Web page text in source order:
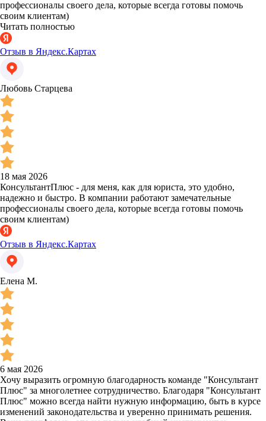
профессионалы своего дела, которые всегда готовы помочь
своим клиентам)
Читать полностью
Отзыв в Яндекс.Картах
Любовь Старцева
18 мая 2026
КонсультантПлюс - для меня, как для юриста, это удобно,
надежно и быстро. В компании работают замечательные
профессионалы своего дела, которые всегда готовы помочь
своим клиентам)
Отзыв в Яндекс.Картах
Елена М.
6 мая 2026
Хочу выразить огромную благодарность команде "Консультант
Плюс" за многолетнее сотрудничество. Благодаря "Консультант
Плюс" можно всегда найти нужную информацию, быть в курсе
изменений законодательства и уверенно принимать решения.